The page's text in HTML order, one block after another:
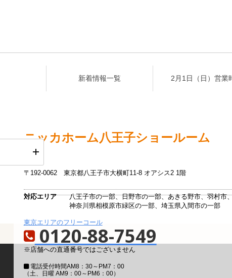
2月1日（日）営業
新着情報一覧
ニッカホーム八王子ショールーム
〒192-0062 東京都八王子市大横町11-8 オアシス2 1階
対応エリア
八王子市の一部、日野市の一部、あきる野市、羽村市
神奈川県相模原市緑区の一部、埼玉県入間市の一部
東京エリアのフリーコール
0120-88-7549
※店舗への直通番号ではございません
電話受付時間AM8：30～PM7：00
（土、日曜 AM9：00～PM6：00）